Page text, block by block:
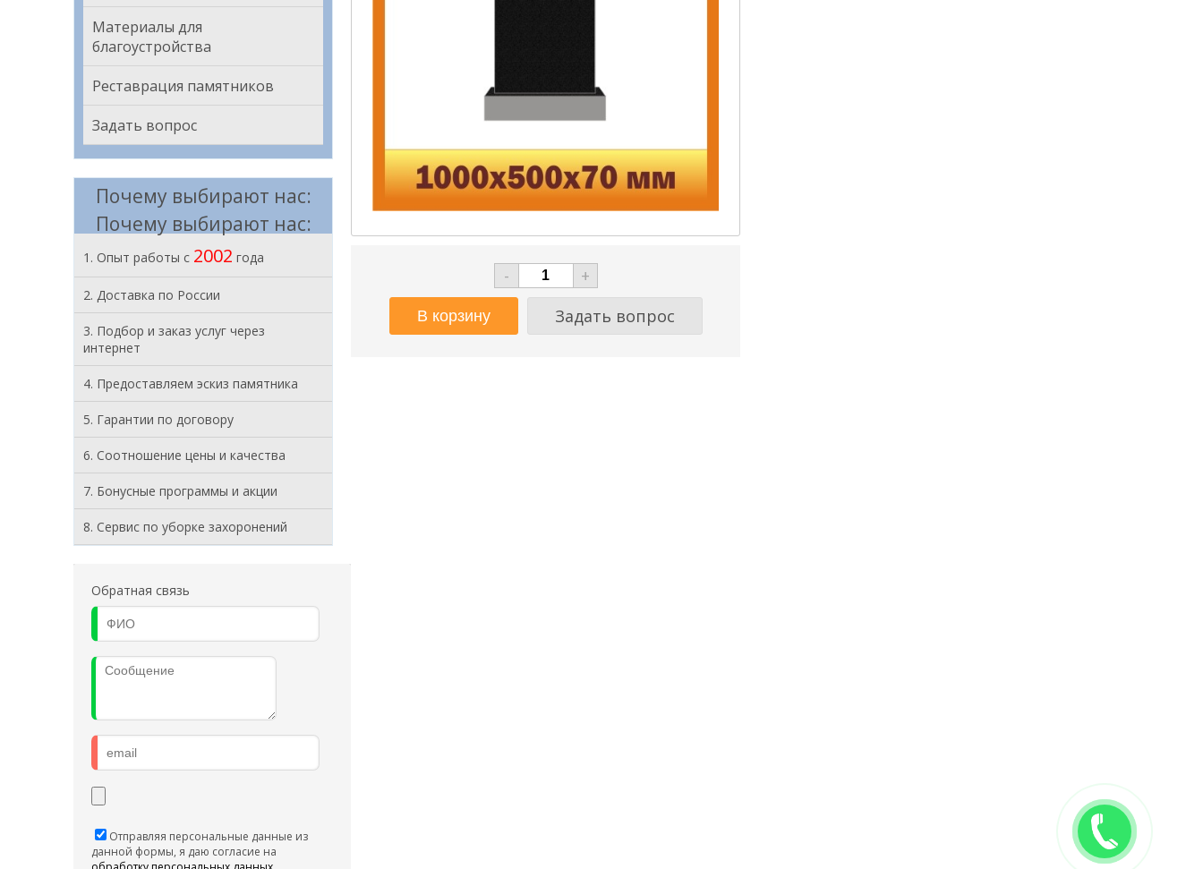
Материалы для
благоустройства
Реставрация памятников
Задать вопрос
Почему выбирают нас:
Почему выбирают нас:
1. Опыт работы с 2002 года
2. Доставка по России
3. Подбор и заказ услуг через
интернет
4. Предоставляем эскиз памятника
5. Гарантии по договору
6. Соотношение цены и качества
7. Бонусные программы и акции
8. Cервис по уборке захоронений
Обратная связь
Отправляя персональные данные из
данной формы, я даю согласие на
-
+
Задать вопрос